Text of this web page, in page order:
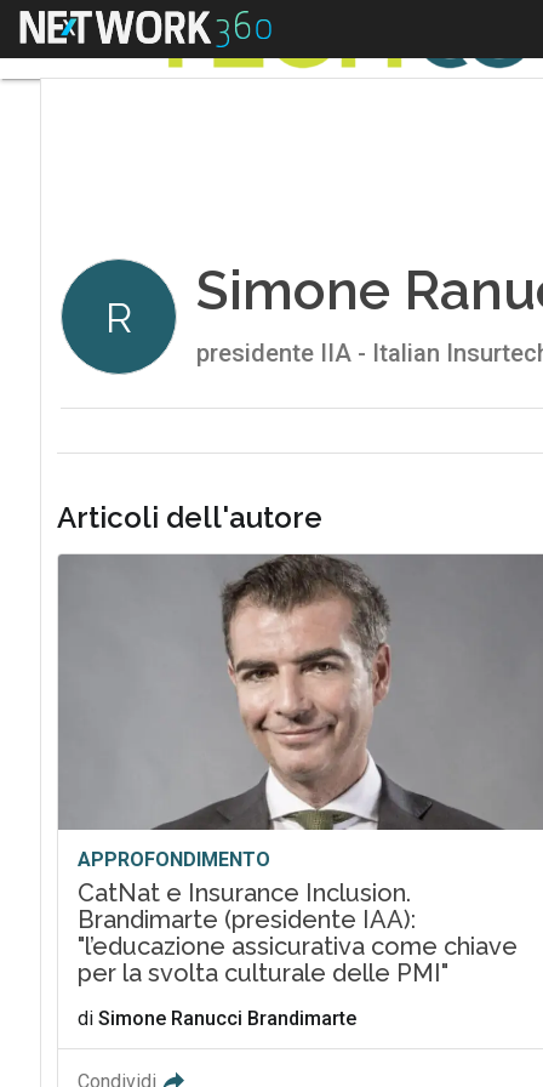
Menu
R Simone
presidente IIA - Italian
Articoli dell'autore
APPROFONDIMENTO
CatNat e Insurance Inclusion.
Brandimarte (presidente IAA):
"l’educazione assicurativa come chiave
per la svolta culturale delle PMI"
di Simone Ranucci Brandimarte
Condividi